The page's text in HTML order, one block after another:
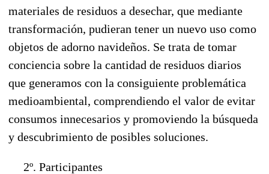
materiales de residuos a desechar, que mediante
transformación, pudieran tener un nuevo uso como
objetos de adorno navideños. Se trata de tomar
conciencia sobre la cantidad de residuos diarios
que generamos con la consiguiente problemática
medioambiental, comprendiendo el valor de evitar
consumos innecesarios y promoviendo la búsqueda
y descubrimiento de posibles soluciones.
2º. Participantes